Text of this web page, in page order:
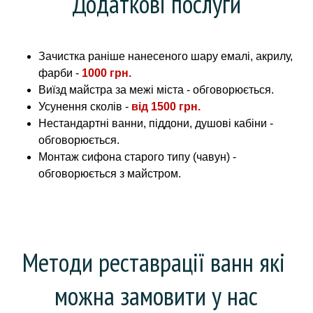
Зачистка раніше нанесеного шару емалі, акрилу,
фарби - 1000 грн.
Виїзд майстра за межі міста - обговорюється.
Усунення сколів - від 1500 грн.
Нестандартні ванни, піддони, душові кабіни -
обговорюється.
Монтаж сифона старого типу (чавун) -
обговорюється з майстром.
Методи реставрації ванн які
можна замовити у нас